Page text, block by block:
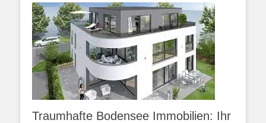
Traumhafte Bodensee Immobilien: Ihr